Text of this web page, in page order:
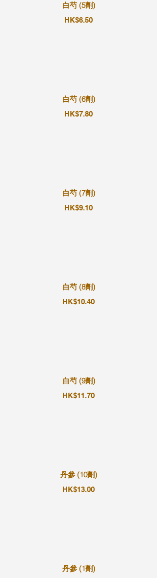
白芍 (5劑)
HK$6.50
白芍 (6劑)
HK$7.80
白芍 (7劑)
HK$9.10
白芍 (8劑)
HK$10.40
白芍 (9劑)
HK$11.70
丹參 (10劑)
HK$13.00
丹參 (1劑)